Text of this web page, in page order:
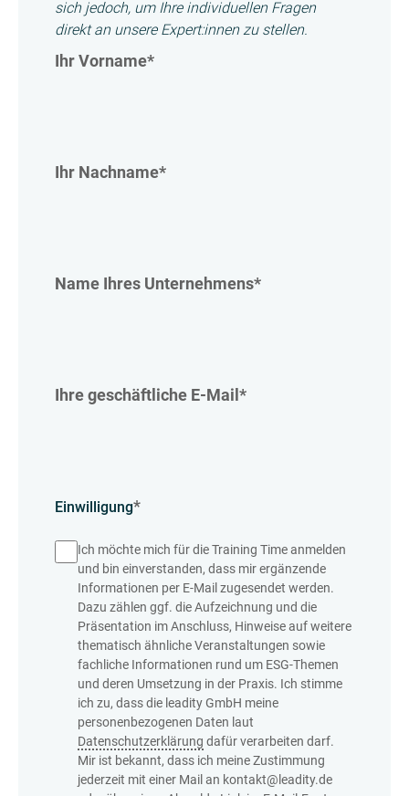
sich jedoch, um Ihre individuellen Fragen
direkt an unsere Expert:innen zu stellen.
Ihr Vorname*
Ihr Nachname*
Name Ihres Unternehmens*
Ihre geschäftliche E-Mail *
Einwilligung*
Ich möchte mich für die Training Time anmelden
und bin einverstanden, dass mir ergänzende
Informationen per E-Mail zugesendet werden.
Dazu zählen ggf. die Aufzeichnung und die
Präsentation im Anschluss, Hinweise auf weitere
thematisch ähnliche Veranstaltungen sowie
fachliche Informationen rund um ESG-Themen
und deren Umsetzung in der Praxis. Ich stimme
ich zu, dass die leadity GmbH meine
personenbezogenen Daten laut
Datenschutzerklärung dafür verarbeiten darf.
Mir ist bekannt, dass ich meine Zustimmung
jederzeit mit einer Mail an kontakt@leadity.de